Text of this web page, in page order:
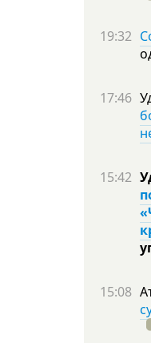
19:32
17:46
15:42
15:08